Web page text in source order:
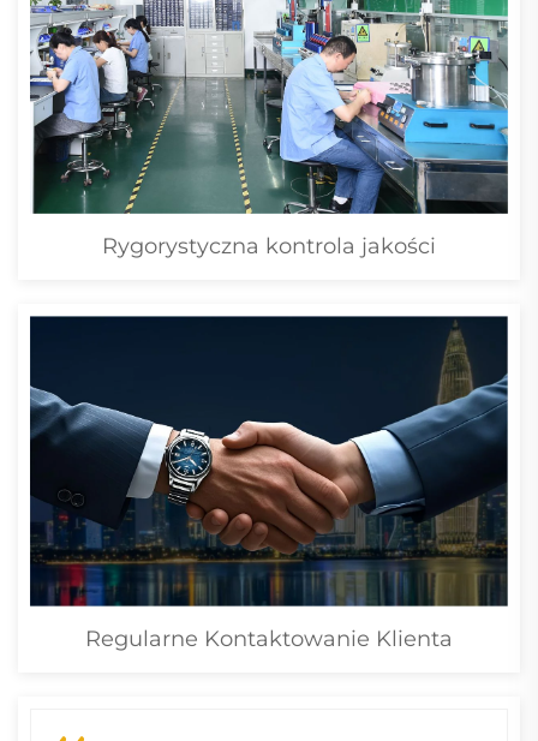
Rygorystyczna kontrola jakości
Regularne Kontaktowanie Klienta